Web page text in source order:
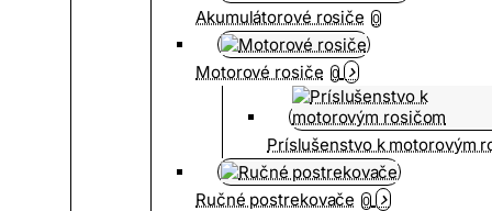
Akumulátorové rosiče 0
Motorové rosiče 0
Príslušenstvo k motorovým
Ručné postrekovače 0